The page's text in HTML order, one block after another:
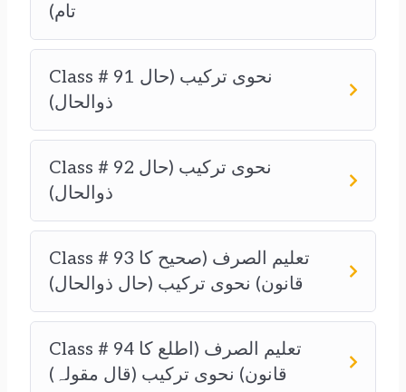
تام)
Class # 91 نحوی ترکیب (حال
ذوالحال)
Class # 92 نحوی ترکیب (حال
ذوالحال)
Class # 93 تعلیم الصرف (صحیح کا
قانون) نحوی ترکیب (حال ذوالحال)
Class # 94 تعلیم الصرف (اطلع کا
قانون) نحوی ترکیب (قال مقولہ)